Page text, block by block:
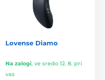
Lovense Diamo
Na zalogi, ve sredo 12. 8. pri
vas